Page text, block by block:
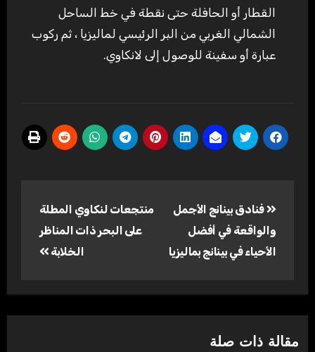
القطار أو الحافلة حتى نقطة في خط الساحل
الشمالي الغربي من البر الرئيسي لماليزيا ، ثم ركوب
عبارة أو سفينة للوصول إلى لانكاوي.
المقالات
فنادق بينانج الأجمل
والواقعة في أفضل
الأحياء في بينانج بماليزيا
منتجعات لنكاوي المطلة
على البحر ذات المناظر
الخلابة
مقالة ذات صلة